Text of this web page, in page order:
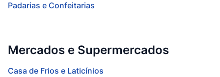
Padarias e Confeitarias
Mercados e Supermercados
Casa de Frios e Laticínios